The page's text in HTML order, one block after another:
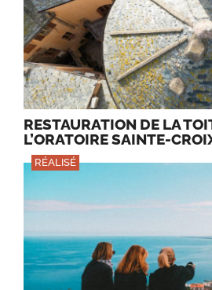
RESTAURATION DE LA
L’ORATOIRE SAINTE-
RÉALISÉ